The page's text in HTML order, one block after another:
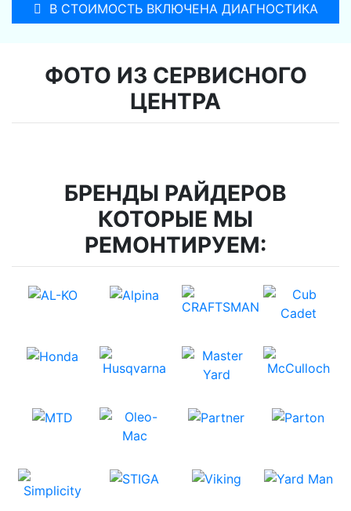
В СТОИМОСТЬ ВКЛЮЧЕНА ДИАГНОСТИКА
ФОТО ИЗ СЕРВИСНОГО
ЦЕНТРА
БРЕНДЫ РАЙДЕРОВ
КОТОРЫЕ МЫ
РЕМОНТИРУЕМ: